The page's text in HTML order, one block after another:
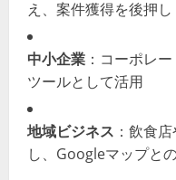
え、案件獲得を後押し
中小企業 ：コーポレ
ツールとして活用
地域ビジネス ：飲食
し、Googleマップと